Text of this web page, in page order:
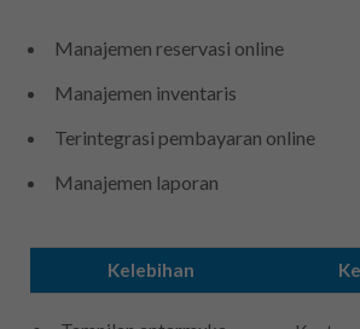
Manajemen reservasi online
Manajemen inventaris
Terintegrasi pembayaran online
Manajemen laporan
Kelebihan